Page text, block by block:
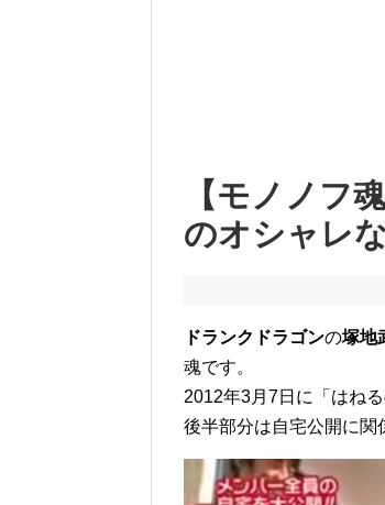
【モノノフ
のオシャレ
ドランクドラゴンの塚地
魂です。
2012年3月7日に「はね
後半部分は自宅公開に関